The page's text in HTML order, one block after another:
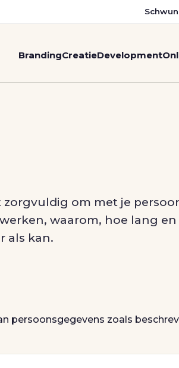
BrandingCreatieDevelopment
om met je
waarom, hoe lang
als kan.
persoonsgegevens zoals